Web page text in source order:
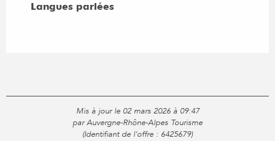
Langues parlées
Langues parlées
Mis à jour le 02 mars 2026 à 09:47
par Auvergne-Rhône-Alpes Tourisme
(Identifiant de l'offre : 6425679)